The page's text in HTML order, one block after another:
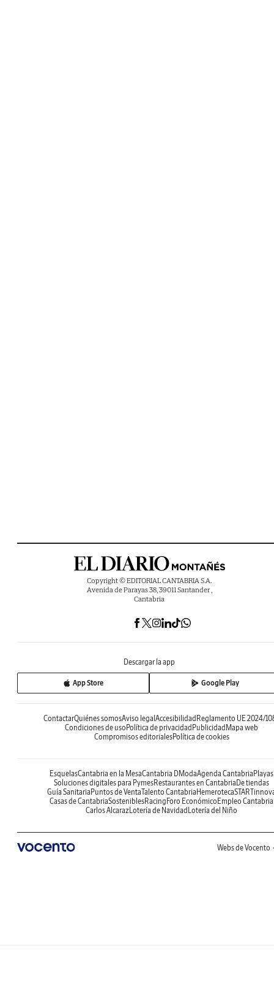
Copyright © EDITORIAL CANTABRIA S.A.
Avenida de Parayas 38, 39011 Santander ,
Cantabria
Descargar la app
App Store Google Play
ContactarQuiénes somosAviso legalAccesibilidadReglamento UE 2024/
Condiciones de usoPolítica de privacidadPublicidadMapa web
Compromisos editorialesPolítica de cookies
EsquelasCantabria en la MesaCantabria DModaAgenda CantabriaPlayas
Soluciones digitales para PymesRestaurantes en CantabriaDe tiendas
Guía SanitariaPuntos de VentaTalento CantabriaHemeroteca
Casas de CantabriaSosteniblesRacingForo EconómicoEmpleo Cantabria
Carlos AlcarazLotería de NavidadLotería del Niño
Webs de Vocento